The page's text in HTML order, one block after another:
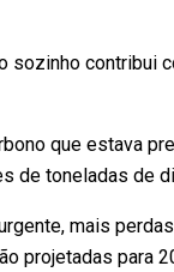
sozinho contribui
que estava
de toneladas de
mais
projetadas para